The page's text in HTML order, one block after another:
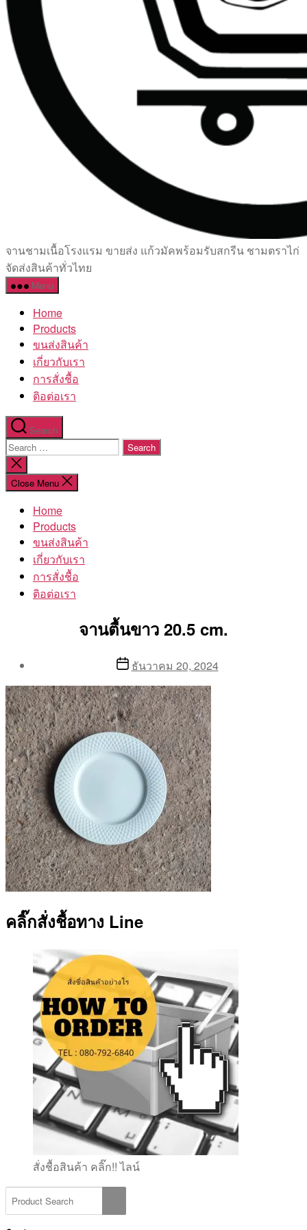
เซรามิค
ครบ
ครัน
โรงงาน
จานชามเนื้อโรงแรม ขายส่ง แก้วมัคพร้อมรับสกรีน ชามตราไก่
จัดส่งสินค้าทั่วไทย
Menu
Home
Products
ขนส่งสินค้า
เกี่ยวกับเรา
การสั่งชื้อ
ติอต่อเรา
Search
Search
for:
Close
search
Close Menu
Home
Products
ขนส่งสินค้า
เกี่ยวกับเรา
การสั่งชื้อ
ติอต่อเรา
จานตื้นขาว 20.5 cm.
By
Aea
Postธันวาคม 20, 2024
คลิ๊กสั่งชื้อทาง Line
สั่งชื้อสินค้า คลิ๊ก!! ไลน์